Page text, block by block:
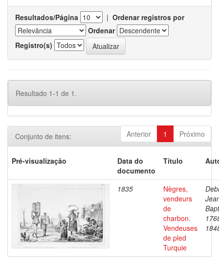
Resultados/Página | Ordenar registros por
Ordenar
Registro(s)
Resultado 1-1 de 1.
Anterior 1 Próximo
Conjunto de itens:
Pré-visualização
Data do
documento
Título
1835
Nègres,
vendeurs
de
charbon.
Vendeuses
de pled
Turquie